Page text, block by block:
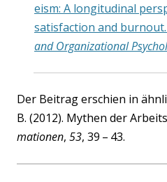
eism: A lon­gi­tu­di­nal
satis­fac­tion and burn­out.
and Orga­niza­tio­nal
Der Bei­trag erschien in
B. (2012). Mythen der
ma­tio­nen, 53, 39 – 43.